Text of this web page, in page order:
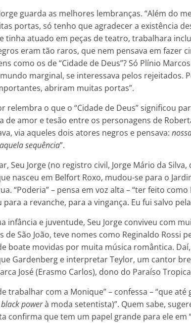
guarda as melhores lembranças. “Além do
portas, só tenho que agradecer a existência
tinha atuado em peças de teatro, trabalhara
eram tão raros, que nem pensava em fazer
como os de “Cidade de Deus”? Só Plínio
marginal, se interessava pelos rejeitados.
abriram muitas portas”.
relembra o que o “Cidade de Deus” significou
de amor e tesão entre os personagens de
via aqueles dois atores negros e pensava:
sequência”.
Seu Jorge (no registro civil, Jorge Mário da
nasceu em Belfort Roxo, mudou-se para o
“Poderia” – pensa em voz alta – “ter feito
a revanche, para a vingança. Eu fui salvo
infância e juventude, Seu Jorge conviveu com
São João, teve nomes como Reginaldo Rossi
boate movidas por muita música romântica.
Gardenberg e interpretar Teylor, um cantor
José (Erasmo Carlos), dono do Paraíso
trabalhar com a Monique” – confessa – “que
black powerà moda setentista)”. Quem sabe,
confirma que tem um papel grande para ele em